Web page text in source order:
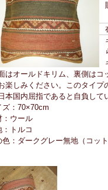
面はオールドキリム、裏側は
楽しみください。このタイ
本国内屈指であると自負して
ズ：70×70cm
：ウール
：トルコ
色：ダークグレー無地（コッ